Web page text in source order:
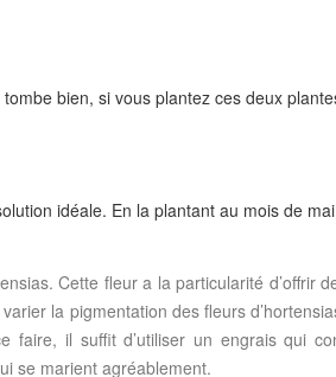
bien, si vous plantez ces deux
idéale. En la plantant au mois de
Cette fleur a la particularité d’offrir
la pigmentation des fleurs
il suffit d’utiliser un engrais qui
se marient agréablement.